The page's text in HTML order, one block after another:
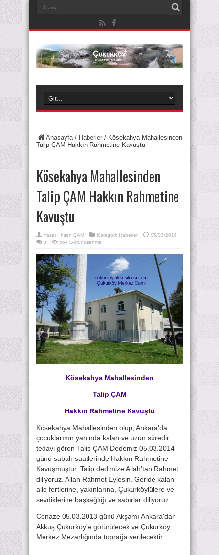
Anasayfa/ Haberler / Kösekahya Mahallesinden
Talip ÇAM Hakkın Rahmetine Kavuştu
Kösekahya Mahallesinden
Talip ÇAM Hakkın Rahmetine
Kavuştu
Yazar: İhsan ÇAM Kategori: Haberler
05/03/2014
0
564 Görüntülenme
Kösekahya Mahallesinden
Talip ÇAM
Hakkın Rahmetine Kavuştu
Kösekahya Mahallesinden olup, Ankara'da
çocuklarının yanında kalan ve uzun süredir
tedavi gören Talip ÇAM Dedemiz 05.03.2014
günü sabah saatlerinde Hakkın Rahmetine
Kavuşmuştur. Talip dedimize Allah'tan Rahmet
diliyoruz. Allah Rahmet Eylesin. Geride kalan
aile fertlerine, yakınlarına, Çukurköylülere ve
sevdiklerine başsağlığı ve sabırlar diliyoruz.
Cenaze 05.03.2013 günü Akşamı Ankara'dan
Akkuş Çukurköy'e götürülecek ve Çukurköy
Merkez Mezarlığında toprağa verilecektir.